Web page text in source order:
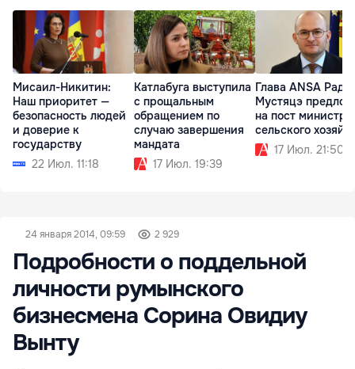
Мисаил-Никитин:
Наш приоритет —
безопасность людей
и доверие к
государству
22 Июл. 11:18
Катлабуга выступила
с прощальным
обращением по
случаю завершения
мандата
17 Июл. 19:39
Глава ANSA Раду
Мустяцэ
на пост министра
сельского
17 Июл. 21:50
24 января 2014, 09:59 2 929
Подробности о поддельной
личности румынского
бизнесмена Сорина Овидиу
Вынту